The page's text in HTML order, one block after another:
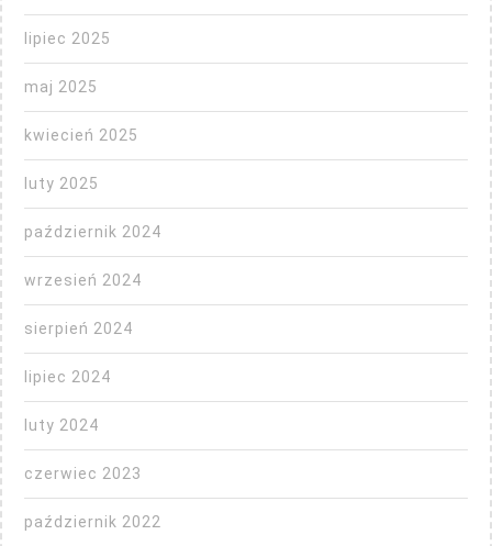
lipiec 2025
maj 2025
kwiecień 2025
luty 2025
październik 2024
wrzesień 2024
sierpień 2024
lipiec 2024
luty 2024
czerwiec 2023
październik 2022